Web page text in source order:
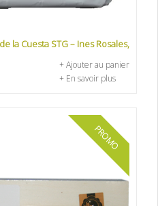
la Cuesta STG – Ines Rosales,
+ Ajouter au panier
+ En savoir plus
PROMO